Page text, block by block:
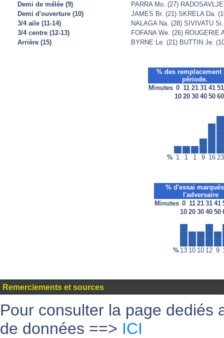
Demi de mélée (9)
PARRA Mo. (27)
Demi d'ouverture (10)
JAMES Br. (21) SKRELA Da.
3/4 aile (11-14)
NALAGA Na. (28) SIVIVATU
3/4 centre (12-13)
FOFANA We. (26)
Arrière (15)
BYRNE Le. (21) BUTTIN Je.
% des remplacement
période.
Minutes 0 11 21 31 41 51
10 20 30 40 50 60
% 1 1 1 9 16 23
% d'essai
l'adversaire
Minutes 0 11 21 31 41
10 20 30 40 50
% 13 10 10 12 9
Remerciements et sources
Pour consulter la page dediés
de données ==> ICI